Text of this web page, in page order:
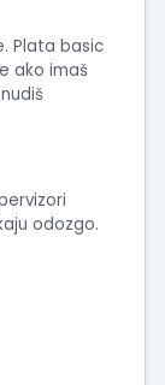
Plata basic
ako imaš
odozgo.